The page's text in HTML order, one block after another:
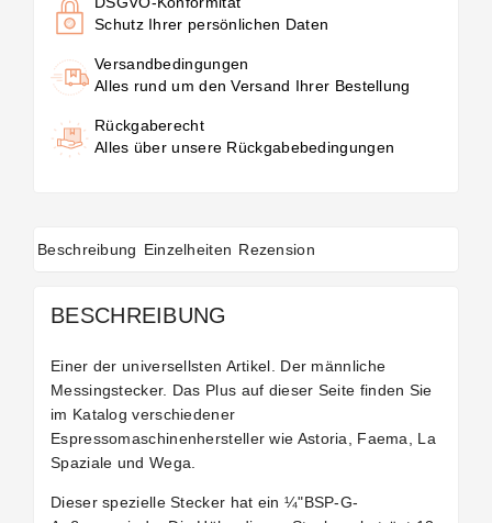
Schutz Ihrer persönlichen Daten
Versandbedingungen
Alles rund um den Versand Ihrer Bestellung
Rückgaberecht
Alles über unsere Rückgabebedingungen
Beschreibung Einzelheiten Rezension
BESCHREIBUNG
Einer der universellsten Artikel. Der männliche
Messingstecker. Das Plus auf dieser Seite finden Sie
im Katalog verschiedener
Espressomaschinenhersteller wie Astoria, Faema, La
Spaziale und Wega.
Dieser spezielle Stecker hat ein ¼"BSP-G-